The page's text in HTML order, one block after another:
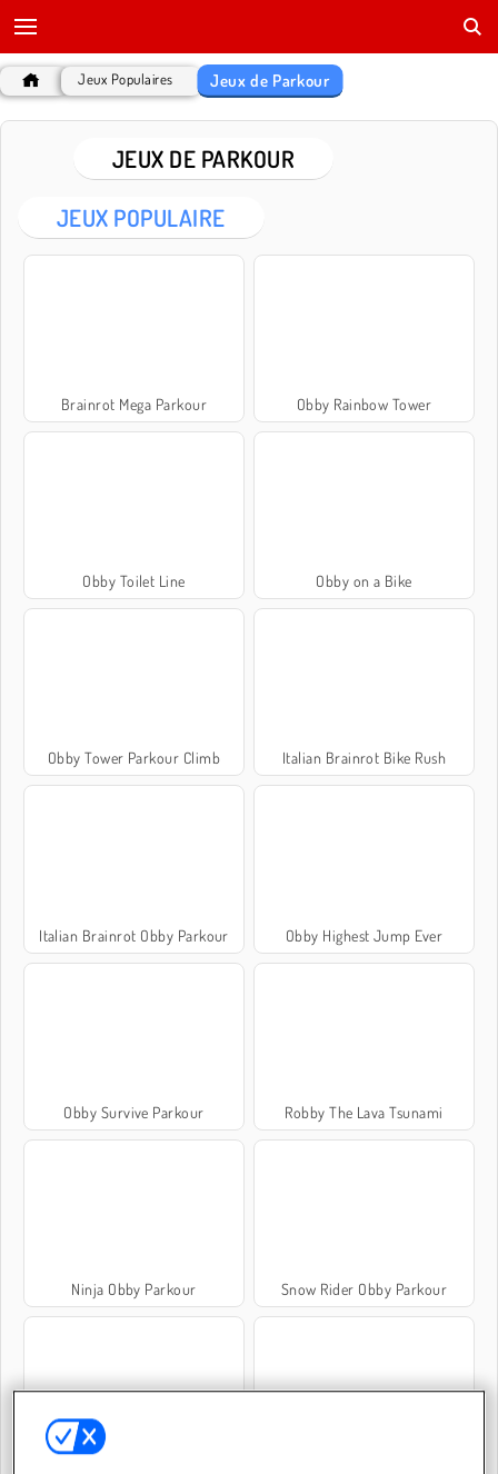
Jeux Populaires Jeux de Parkour
JEUX DE PARKOUR
JEUX POPULAIRE
Brainrot Mega Parkour Obby Rainbow Tower
Obby Toilet Line Obby on a Bike
Obby Tower Parkour Climb Italian Brainrot Bike Rush
Italian Brainrot Obby Parkour Obby Highest Jump Ever
Obby Survive Parkour Robby The Lava Tsunami
Ninja Obby Parkour Snow Rider Obby Parkour